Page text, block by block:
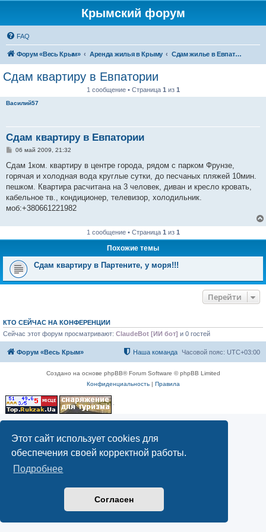
Этот сайт использует cookies для
обеспечения своей корректной работы.
Подробнее
Согласен
Крымский форум
FAQ
Форум «Весь Крым» Аренда жилья в Крыму Сдам жилье в Евпатории, Саках
Сдам квартиру в Евпатории
1 сообщение • Страница 1 из 1
Василий57
Сдам квартиру в Евпатории
С
о
б
щ
е
и
е
06 май 2009, 21:32
Сдам 1ком. квартиру в центре города, рядом с парком Фрунзе,
горячая и холодная вода круглые сутки, до песчаных пляжей 10мин.
пешком. Квартира расчитана на 3 человек, диван и кресло кровать,
кабельное тв., кондиционер, телевизор, холодильник.
моб:+380661221982
1 сообщение • Страница 1 из 1
Похожие темы
Сдам квартиру в Партените, у моря!!!
Перейти
КТО СЕЙЧАС НА КОНФЕРЕНЦИИ
Сейчас этот форум просматривают: ClaudeBot [ИИ бот] и 0 гостей
Форум «Весь Крым» Часовой пояс: UTC+03:00
Наша команда
Создано на основе phpBB® Forum Software © phpBB Limited
Конфиденциальность| Правила